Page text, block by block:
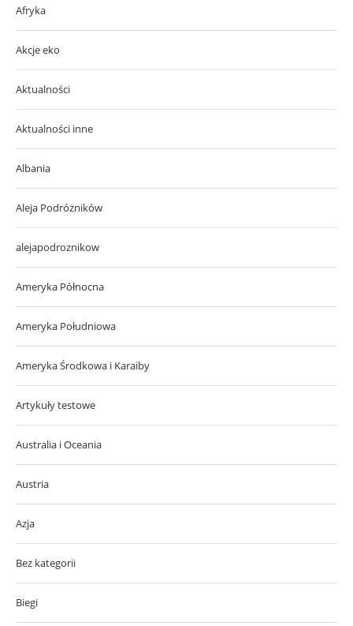
Afryka
Akcje eko
Aktualności
Aktualności inne
Albania
Aleja Podróżników
alejapodroznikow
Ameryka Północna
Ameryka Południowa
Ameryka Środkowa i Karaiby
Artykuły testowe
Australia i Oceania
Austria
Azja
Bez kategorii
Biegi